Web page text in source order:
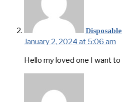
January 2, 2024 at 5:06 am
Hello my loved one I want